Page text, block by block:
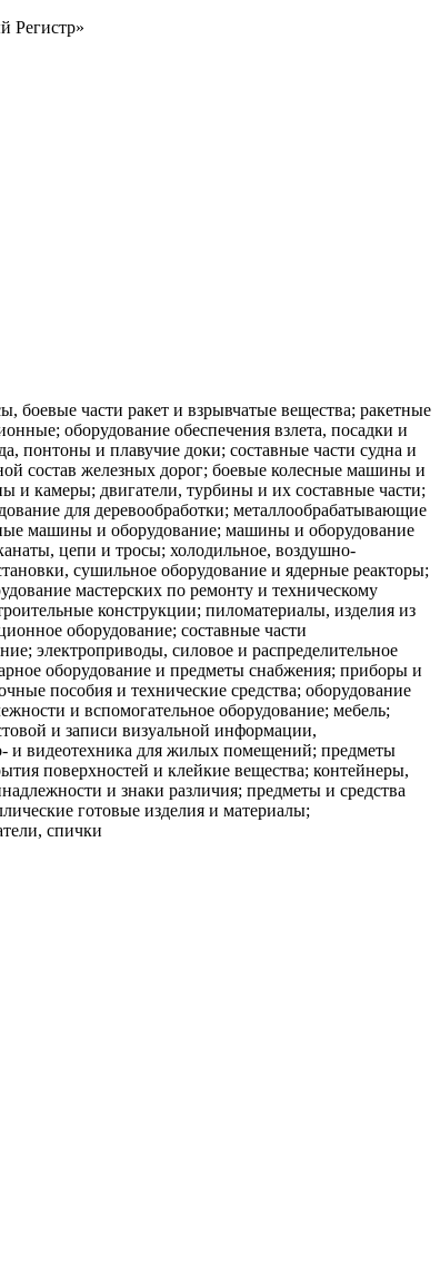
Регистр»
боевые части ракет и взрывчатые вещества; ракетные
оборудование обеспечения взлета, посадки и
понтоны и плавучие доки; составные части судна и
состав железных дорог; боевые колесные машины и
и камеры; двигатели, турбины и их составные части;
для деревообработки; металлообрабатывающие
машины и оборудование; машины и оборудование
цепи и тросы; холодильное, воздушно-
сушильное оборудование и ядерные реакторы;
мастерских по ремонту и техническому
конструкции; пиломатериалы, изделия из
оборудование; составные части
электроприводы, силовое и распределительное
оборудование и предметы снабжения; приборы и
пособия и технические средства; оборудование
и вспомогательное оборудование; мебель;
и записи визуальной информации,
и видеотехника для жилых помещений; предметы
поверхностей и клейкие вещества; контейнеры,
и знаки различия; предметы и средства
готовые изделия и материалы;
спички